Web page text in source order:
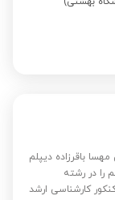
باقرزاده دیپلم
را در رشته
کارشناسی ارشد